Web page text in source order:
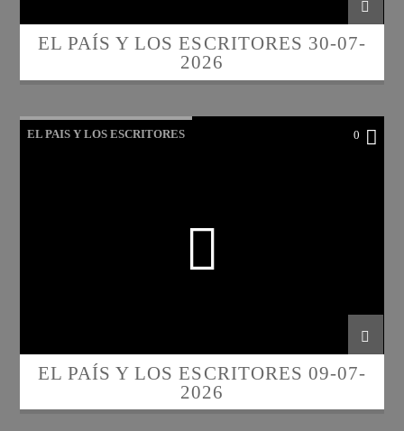
EL PAÍS Y LOS ESCRITORES 30-07-
2026
EL PAIS Y LOS ESCRITORES 0
EL PAÍS Y LOS ESCRITORES 09-07-
2026